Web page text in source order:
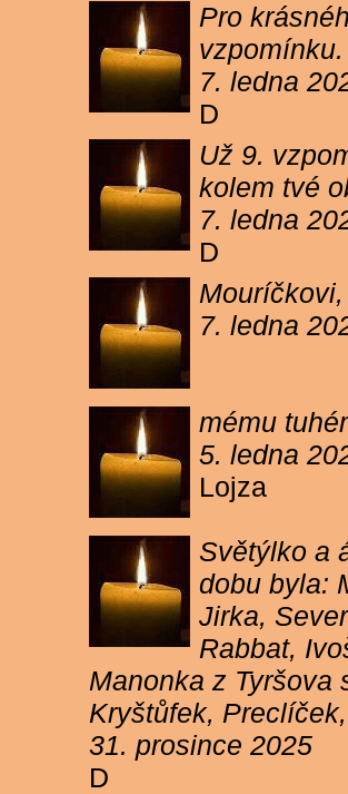
Pro
vzpomínku.
7. ledna
D
Už 9.
kolem tvé
7. ledna
D
7. ledna
mému
5. ledna
Lojza
Světýlko a
dobu byla:
Jirka,
Rabbat,
Manonka z Tyršova
Kryštůfek,
31. prosince 2025
D